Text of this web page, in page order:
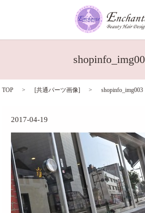
TOP [共通パーツ画像] shopinfo_img003
2017-04-19